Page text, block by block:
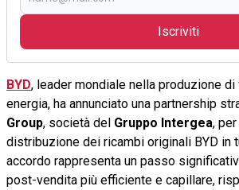
Iscriviti
BYD, leader mondiale nella produzione di
energia, ha annunciato una partnership
Group, società del Gruppo Intergea,
distribuzione dei ricambi originali BYD in
accordo rappresenta un passo
post-vendita più efficiente e capillare,